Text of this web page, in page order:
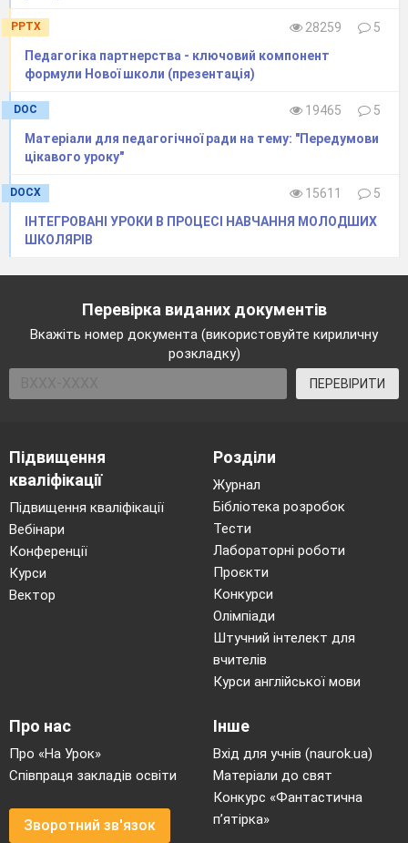
PPTX 28259
5
Педагогіка партнерства - ключовий компонент
формули Нової школи (презентація)
DOC 19465
5
Матеріали для педагогічної ради на тему: "Передумови
цікавого уроку"
DOCX 15611
5
ІНТЕГРОВАНІ УРОКИ В ПРОЦЕСІ НАВЧАННЯ МОЛОДШИХ
ШКОЛЯРІВ
Перевірка виданих документів
Вкажіть номер документа (використовуйте кириличну
розкладку)
ПЕРЕВІРИТИ
Підвищення
кваліфікації
Підвищення кваліфікації
Вебінари
Конференції
Курси
Вектор
Розділи
Журнал
Бібліотека розробок
Тести
Лабораторні роботи
Проєкти
Конкурси
Олімпіади
Штучний інтелект для
вчителів
Курси англійської мови
Про нас
Про «На Урок»
Співпраця закладів освіти
Зворотний зв'язок
Інше
Вхід для учнів (naurok.ua)
Матеріали до свят
Конкурс «Фантастична
п’ятірка»